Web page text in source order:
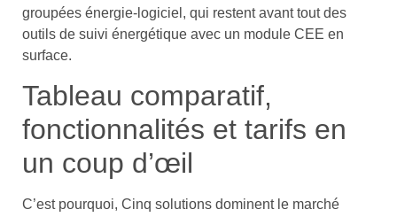
groupées énergie-logiciel, qui restent avant tout des
outils de suivi énergétique avec un module CEE en
surface.
Tableau comparatif,
fonctionnalités et tarifs en
un coup d’œil
C’est pourquoi, Cinq solutions dominent le marché